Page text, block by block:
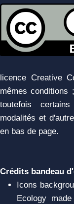
licence Creative
mêmes conditions
toutefois
modalités et
en bas de page.
Crédits bandeau
Icons
Ecology